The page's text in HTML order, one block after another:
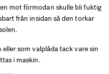
mot förmodan skulle bli fuktig
från insidan så den torkar
som valplåda tack vare sin
i maskin.